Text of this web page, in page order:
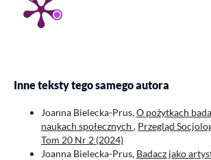
Inne teksty tego samego autora
Joanna Bielecka-Prus,O pożytkach
naukach społecznych , Przegląd
Tom 20 Nr 2 (2024)
Joanna Bielecka-Prus, Badacz jako